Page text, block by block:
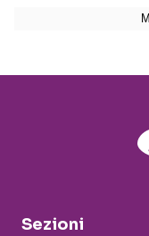
Sezioni